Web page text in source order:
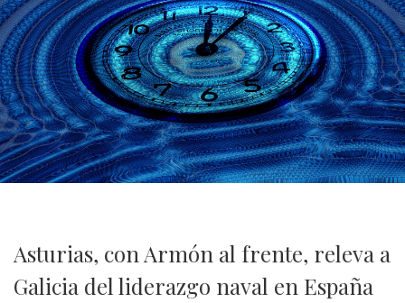
Asturias, con Armón al frente, releva a
Galicia del liderazgo naval en España